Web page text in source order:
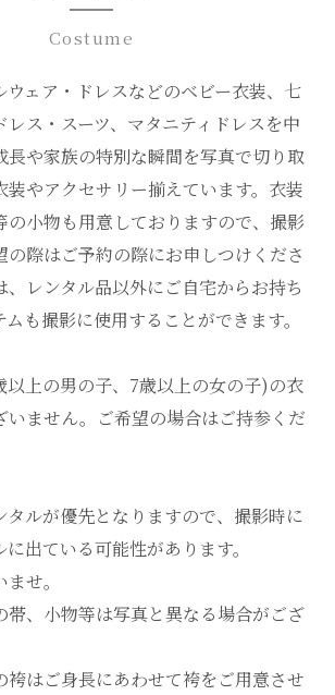
Costume
ウェア・ドレスなどのベビー衣装、七
レス・スーツ、マタニティドレスを中
長や家族の特別な瞬間を写真で切り取
装やアクセサリー揃えています。衣装
の小物も用意しておりますので、撮影
の際はご予約の際にお申しつけくださ
、レンタル品以外にご自宅からお持ち
も撮影に使用することができます。
上の男の子、7歳以上の女の子)の衣
いません。ご希望の場合はご持参くだ
ルが優先となりますので、撮影時に
出ている可能性があります。
せ。
、小物等は写真と異なる場合がござ
はご身長にあわせて袴をご用意させ